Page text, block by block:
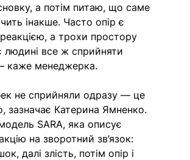
а потім питаю, що саме
інакше. Часто опір є
а трохи простору
людині все ж сприйняти
каже менеджерка.
не сприйняли одразу — це
зазначає Катерина Ямненко.
SARA, яка описує
на зворотний зв’язок:
далі злість, потім опір і